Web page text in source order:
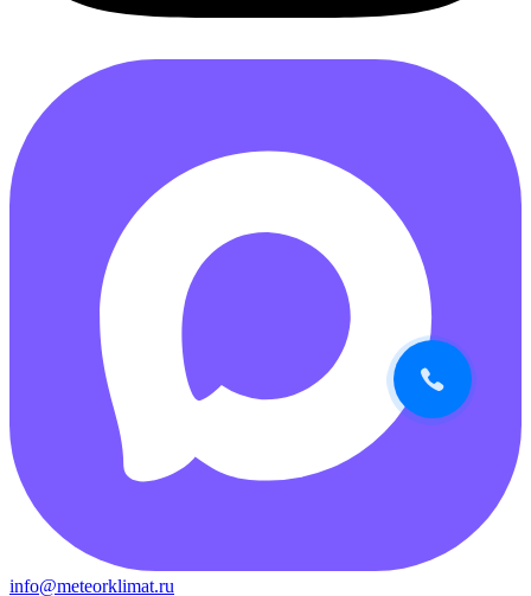
info@meteorklimat.ru